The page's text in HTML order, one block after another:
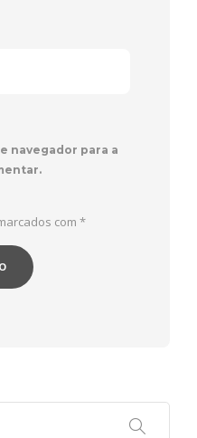
navegador para a
com *